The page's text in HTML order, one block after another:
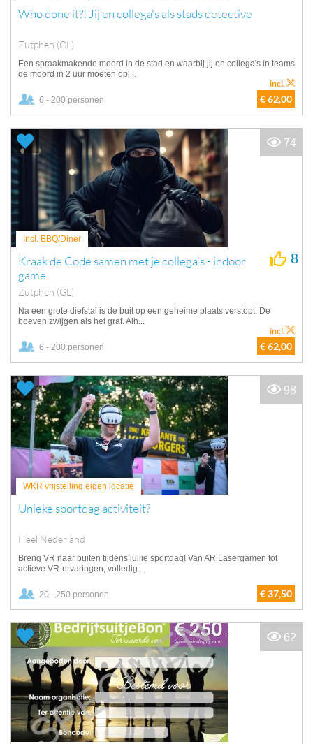
Who done it?! Jij en collega's als stads detective
Zutphen (GL)
Een spraakmakende moord in de stad en waarbij jij en collega's in teams
de moord in 2 uur moeten opl...
6 - 200 personen € 62,00
incl.
Incl. BBQ/Diner
Kraak de Code samen met je collega's - indoor
game
Zutphen (GL)
8
Na een grote diefstal is de buit op een geheime plaats verstopt. De
boeven zwijgen als het graf. Alh...
6 - 200 personen € 62,00
incl.
74
WKR vrijstelling eigen locatie
Unieke sportdag activiteit?
Heel Nederland
Breng VR naar buiten tijdens jullie sportdag! Van AR Lasergamen tot
actieve VR-ervaringen, volledig...
20 - 250 personen € 37,50
98
62